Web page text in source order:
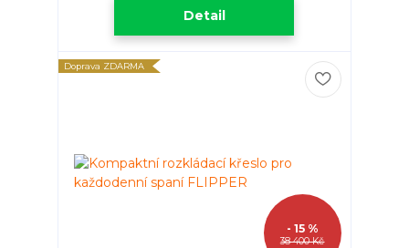
Detail
Doprava ZDARMA
38 400 Kč
- 15 %